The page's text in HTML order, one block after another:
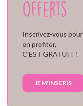
offerts
Inscrivez-vous pour
en profiter,
C'EST GRATUIT !
JE M'INSCRIS